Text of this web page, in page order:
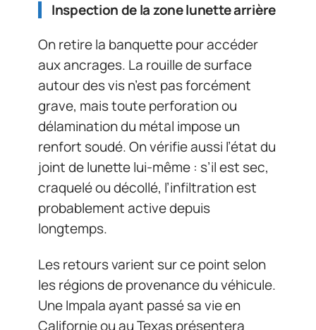
Inspection de la zone lunette arrière
On retire la banquette pour accéder
aux ancrages. La rouille de surface
autour des vis n’est pas forcément
grave, mais toute perforation ou
délamination du métal impose un
renfort soudé. On vérifie aussi l’état du
joint de lunette lui-même : s’il est sec,
craquelé ou décollé, l’infiltration est
probablement active depuis
longtemps.
Les retours varient sur ce point selon
les régions de provenance du véhicule.
Une Impala ayant passé sa vie en
Californie ou au Texas présentera